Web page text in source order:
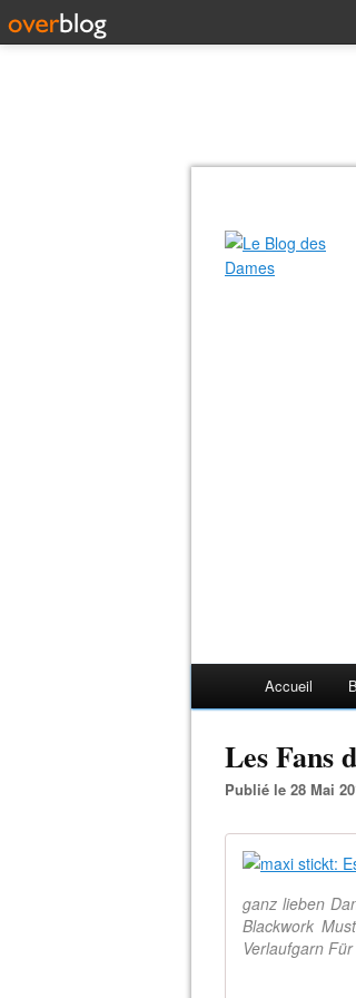
Accueil
Les Fans
Publié le 28 Mai
ganz lieben
Blackwork
Verlaufgarn